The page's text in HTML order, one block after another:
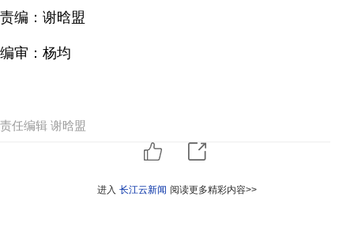
责编：谢晗盟
编审：杨均
责任编辑 谢晗盟
进入 长江云新闻 阅读更多精彩内容>>